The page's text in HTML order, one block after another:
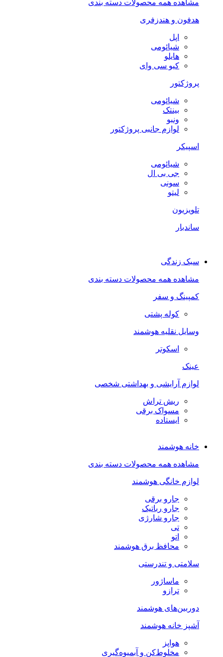
مشاهده همه محصولات دسته بندی
هدفون و هندزفری
اپل
شیائومی
هایلو
کیو سی وای
پروژکتور
شیائومی
بینتک
ونبو
لوازم جانبی پروژکتور
اسپیکر
شیائومی
جی بی ال
سونی
لیتو
تلویزیون
ساندبار
سبک زندگی
مشاهده همه محصولات دسته بندی
کمپینگ و سفر
کوله پشتی
وسایل نقلیه هوشمند
اسکوتر
عینک
لوازم آرایشی و بهداشتی شخصی
ریش تراش
مسواک برقی
ایستاده
خانه هوشمند
مشاهده همه محصولات دسته بندی
لوازم خانگی هوشمند
جارو برقی
جارو رباتیک
جارو شارژی
تی
اتو
محافظ برق هوشمند
سلامتی و تندرستی
ماساژور
ترازو
دوربین‌های هوشمند
آشپز خانه هوشمند
هواپز
مخلوط‌کن و آبمیوه‌گیری